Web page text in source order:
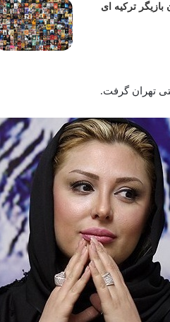
ترکیه ای
تهران گرفت.